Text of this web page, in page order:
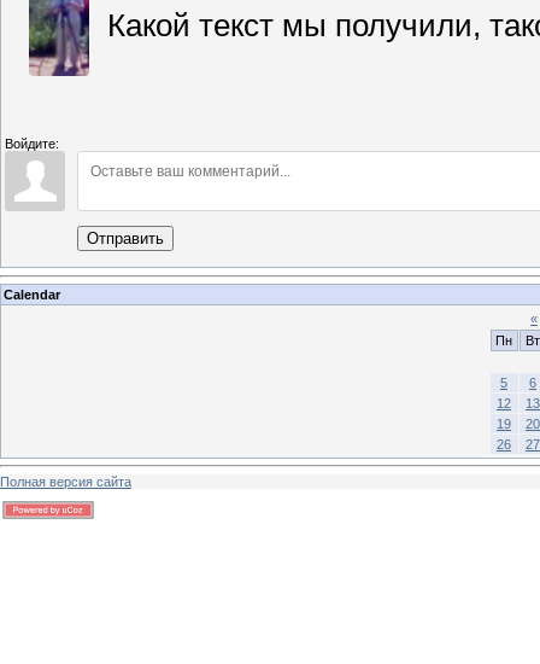
Какой текст мы получили,
Войдите:
Отправить
Calendar
«
Пн
Вт
5
6
12
13
19
20
26
27
Полная версия сайта